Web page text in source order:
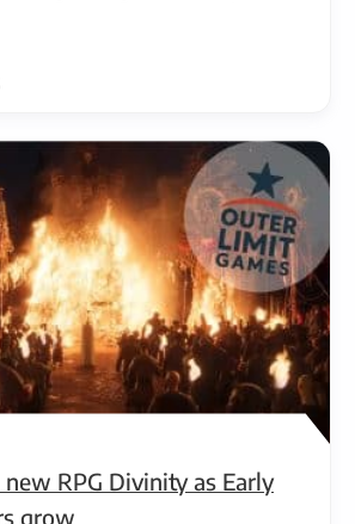
RPG Divinity as Early
grow